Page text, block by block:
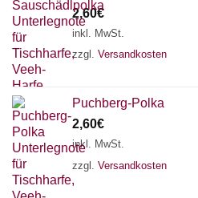
2,60€
inkl. MwSt.
zzgl. Versandkosten
Puchberg-Polka
2,60€
inkl. MwSt.
zzgl. Versandkosten